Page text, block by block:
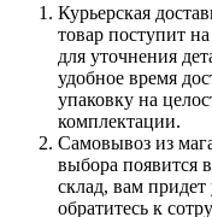
Курьерская
товар поступит
для уточнения
удобное время
упаковку на
комплектации.
Самовывоз из
выбора появится
склад, вам придет
обратитесь к